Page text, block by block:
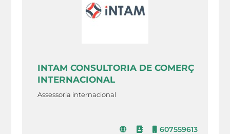
INTAM CONSULTORIA DE COMERÇ
INTERNACIONAL
Assessoria internacional
607559613